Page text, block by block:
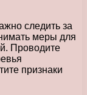
следить за
меры для
Проводите
признаки